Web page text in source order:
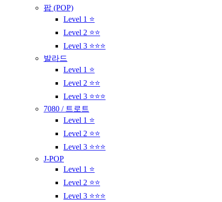
팝 (POP)
Level 1 ⭐
Level 2 ⭐⭐
Level 3 ⭐⭐⭐
발라드
Level 1 ⭐
Level 2 ⭐⭐
Level 3 ⭐⭐⭐
7080 / 트로트
Level 1 ⭐
Level 2 ⭐⭐
Level 3 ⭐⭐⭐
J-POP
Level 1 ⭐
Level 2 ⭐⭐
Level 3 ⭐⭐⭐